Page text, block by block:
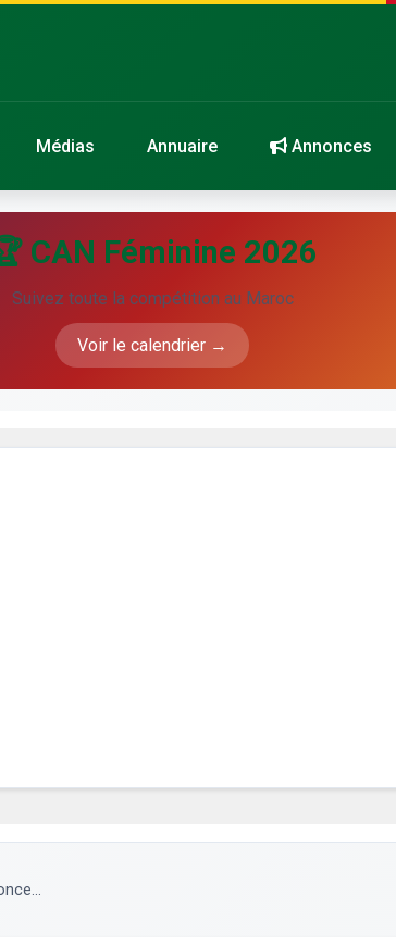
Médias Annuaire Annonces
CAN Féminine 2026
Suivez toute la compétition au Maroc
Voir le calendrier →